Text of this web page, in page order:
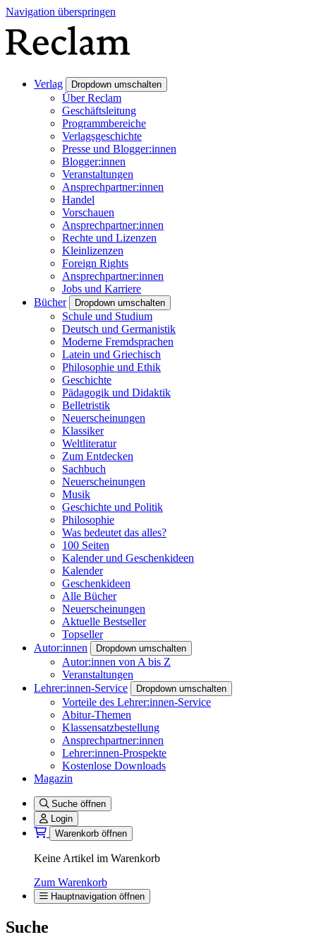
Navigation überspringen
Verlag Dropdown umschalten
Über Reclam
Geschäftsleitung
Programmbereiche
Verlagsgeschichte
Presse und Blogger:innen
Blogger:innen
Veranstaltungen
Ansprechpartner:innen
Handel
Vorschauen
Ansprechpartner:innen
Rechte und Lizenzen
Kleinlizenzen
Foreign Rights
Ansprechpartner:innen
Jobs und Karriere
Bücher
Dropdown umschalten
Schule und Studium
Deutsch und Germanistik
Moderne Fremdsprachen
Latein und Griechisch
Philosophie und Ethik
Geschichte
Pädagogik und Didaktik
Belletristik
Neuerscheinungen
Klassiker
Weltliteratur
Zum Entdecken
Sachbuch
Neuerscheinungen
Musik
Geschichte und Politik
Philosophie
Was bedeutet das alles?
100 Seiten
Kalender und Geschenkideen
Kalender
Geschenkideen
Alle Bücher
Neuerscheinungen
Aktuelle Bestseller
Topseller
Autor:innen
Dropdown umschalten
Autor:innen von A bis Z
Veranstaltungen
Lehrer:innen-Service
Dropdown umschalten
Vorteile des Lehrer:innen-Service
Abitur-Themen
Klassensatzbestellung
Ansprechpartner:innen
Lehrer:innen-Prospekte
Kostenlose Downloads
Magazin
Suche öffnen
Login
Warenkorb öffnen
Keine Artikel im Warenkorb
Zum Warenkorb
Hauptnavigation öffnen
Suche